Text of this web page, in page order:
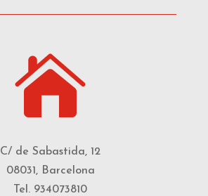

C/ de Sabastida, 12
08031, Barcelona
Tel. 934073810